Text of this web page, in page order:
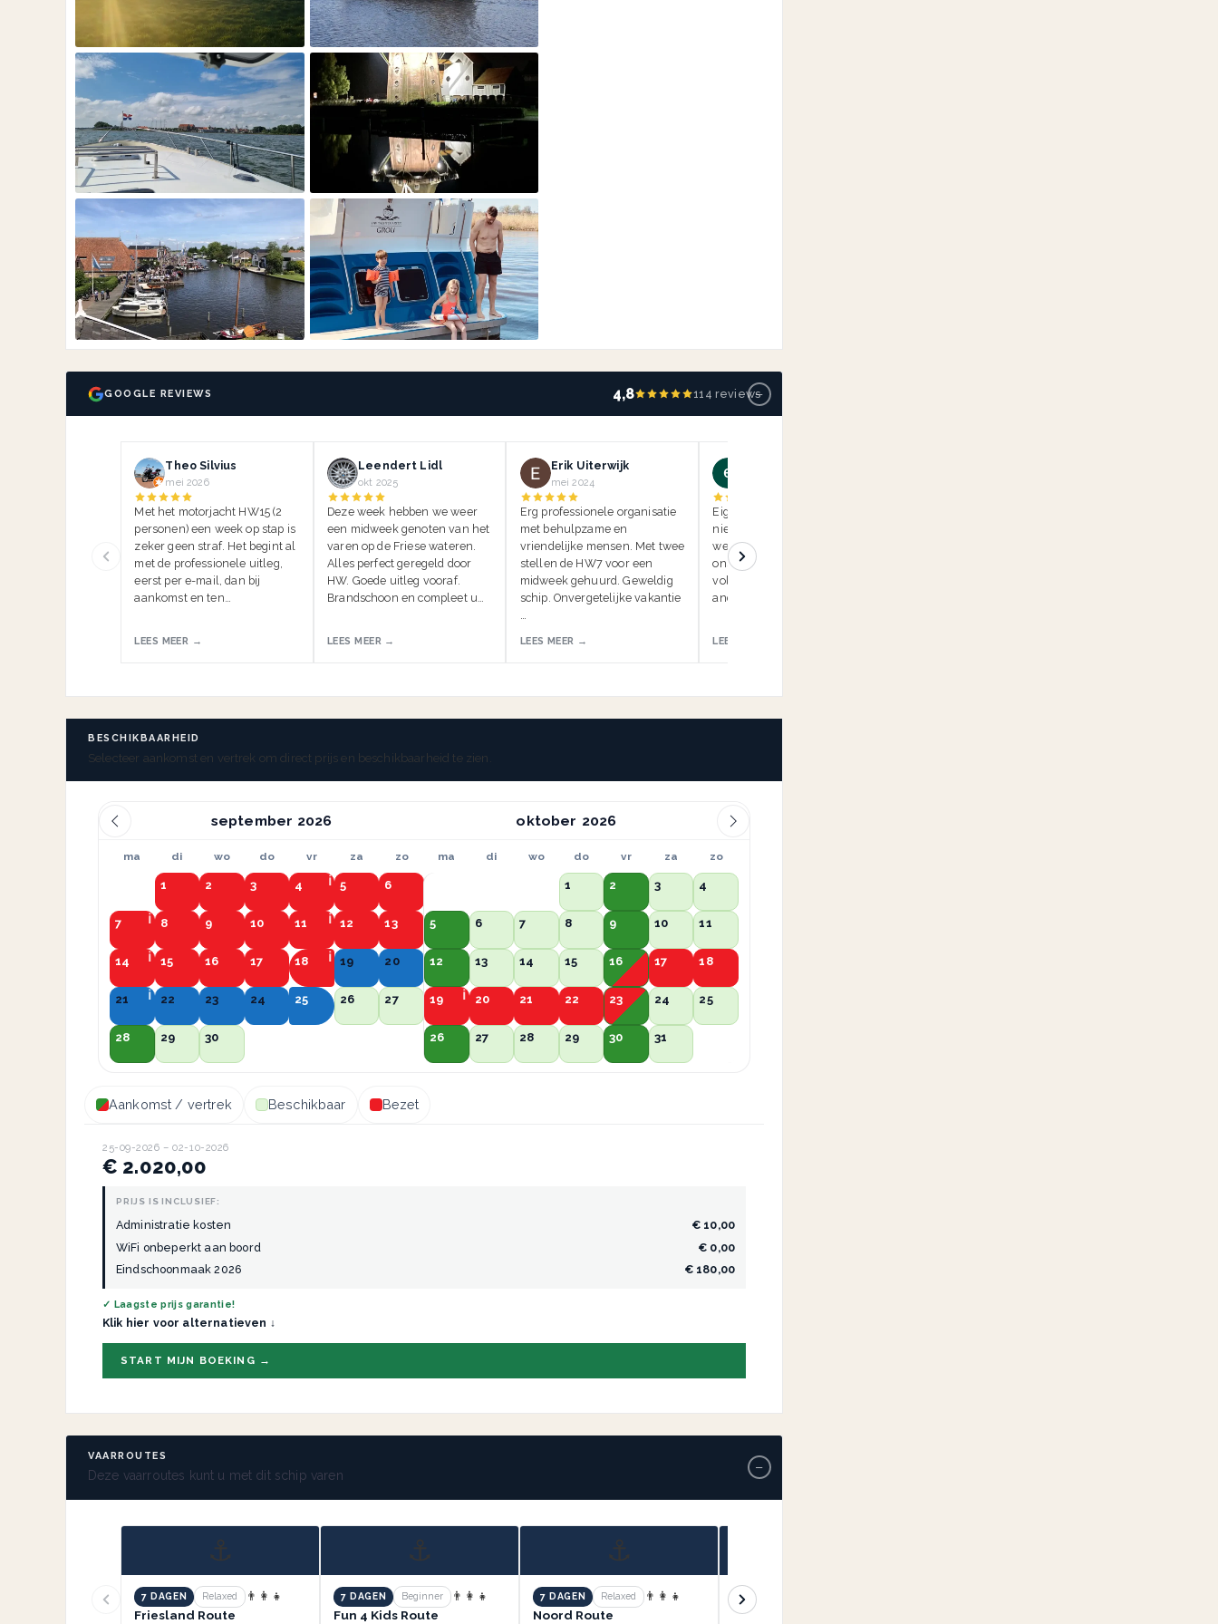
BESCHIKBAARHEID
Selecteer aankomst en vertrek om direct prijs en beschikbaarheid te zien.
september oktober
ma di wo do vr za zo ma di wo do vr za zo
1 2 3 4 5 6
7 8 9 10 11 12 13
14 15 16 17 18 19 20
21 22 23 24 25 26 27
28 29 30
1 2 3 4
5 6 7 8 9 10 11
12 13 14 15 16 17 18
19 20 21 22 23 24 25
26 27 28 29 30 31
Aankomst / vertrek Beschikbaar Bezet
25-09-2026 – 02-10-2026
€ 2.020,00
PRIJS IS INCLUSIEF:
Administratie kosten
€ 10,00
WiFi onbeperkt aan boord
€ 0,00
Eindschoonmaak 2026
€ 180,00
✓ Laagste prijs garantie!
Klik hier voor alternatieven ↓
START MIJN BOEKING →
GOOGLE REVIEWS 4,8 114 reviews−
Theo Silvius
mei 2026
Met het motorjacht HW15 (2
personen) een week op stap is
zeker geen straf. Het begint al
met de professionele uitleg,
eerst per e-mail, dan bij
aankomst en ten…
LEES MEER →
Leendert Lidl
okt 2025
Deze week hebben we weer
een midweek genoten van het
varen op de Friese wateren.
Alles perfect geregeld door
HW. Goede uitleg vooraf.
Brandschoon en compleet u…
LEES MEER →
Erik Uiterwijk
mei 2024
Erg professionele organisatie
met behulpzame en
vriendelijke mensen. Met twee
stellen de HW7 voor een
midweek gehuurd. Geweldig
schip. Onvergetelijke vakantie
LEES MEER →
Eigenlijk moeten we het hier
niet beoordelen, maar houden
we de insidertip liever voor
onszelf. Anders kan de
volgende vakantie door
anderen worden geboekt. En…
LEES MEER →
VAARROUTES
Deze vaarroutes kunt u met dit schip varen −
⚓
7 DAGEN Relaxed
👨‍👩‍👧
Friesland Route
⚓
7 DAGEN Beginner
👨‍👩‍👧
Fun 4 Kids Route
⚓
7 DAGEN Relaxed
👨‍👩‍👧
Noord Route
7 DAGEN
Zuid Oost Route